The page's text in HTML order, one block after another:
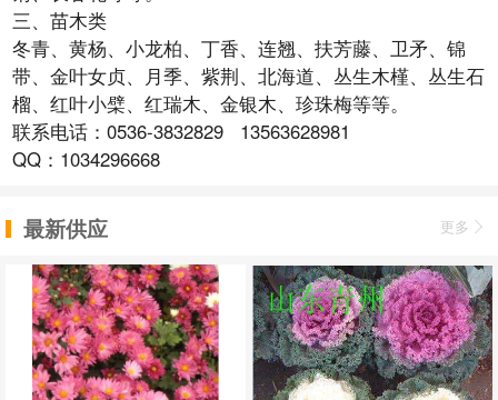
三、苗木类
冬青、黄杨、小龙柏、丁香、连翘、扶芳藤、卫矛、锦
带、金叶女贞、月季、紫荆、北海道、丛生木槿、丛生石
榴、红叶小檗、红瑞木、金银木、珍珠梅等等。
联系电话：0536-3832829 13563628981
QQ：1034296668
最新供应 更多